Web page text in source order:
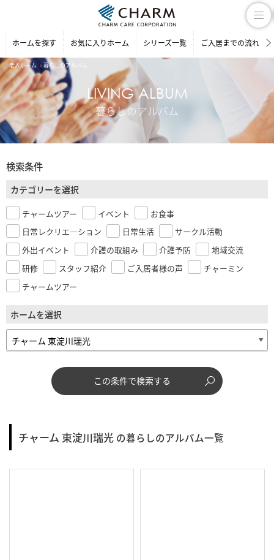
ホームを探す お気に入りホーム シリーズ一覧 ご入居までの流れ
老人ホーム 暮らしのアルバム
LIVING ALBUM
暮らしのアルバム
検索条件
カテゴリーを選択
チャームツアー イベント
お食事
日常レクリエ―ション
日常生活
サークル活動
外出イベント
介護の取組み 介護予防
地域交流
研修
スタッフ紹介 ご入居者様の声
チャーミン
チャームツアー
ホームを選択
この条件で検索する
チャーム 東淀川瑞光 の暮らしのアルバム一覧